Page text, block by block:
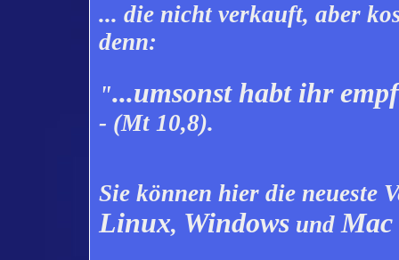
... die nicht verkauft, aber
denn:
"...umsonst habt ihr
- (Mt 10,8).
Sie können hier die neueste
Linux, Windows undMac